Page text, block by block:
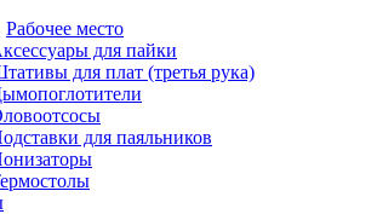
Рабочее место
для пайки
для плат (третья рука)
для паяльников